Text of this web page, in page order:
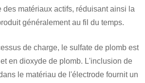
des matériaux actifs, réduisant ainsi la
généralement au fil du temps.
de charge, le sulfate de plomb est
en dioxyde de plomb. L'inclusion de
le matériau de l'électrode fournit un